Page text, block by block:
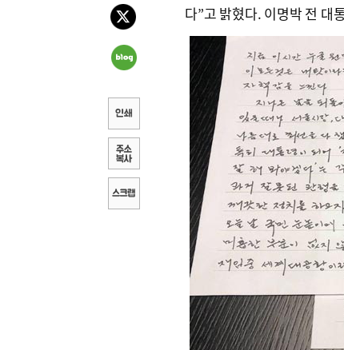
다”고 밝혔다. 이명박 전 대